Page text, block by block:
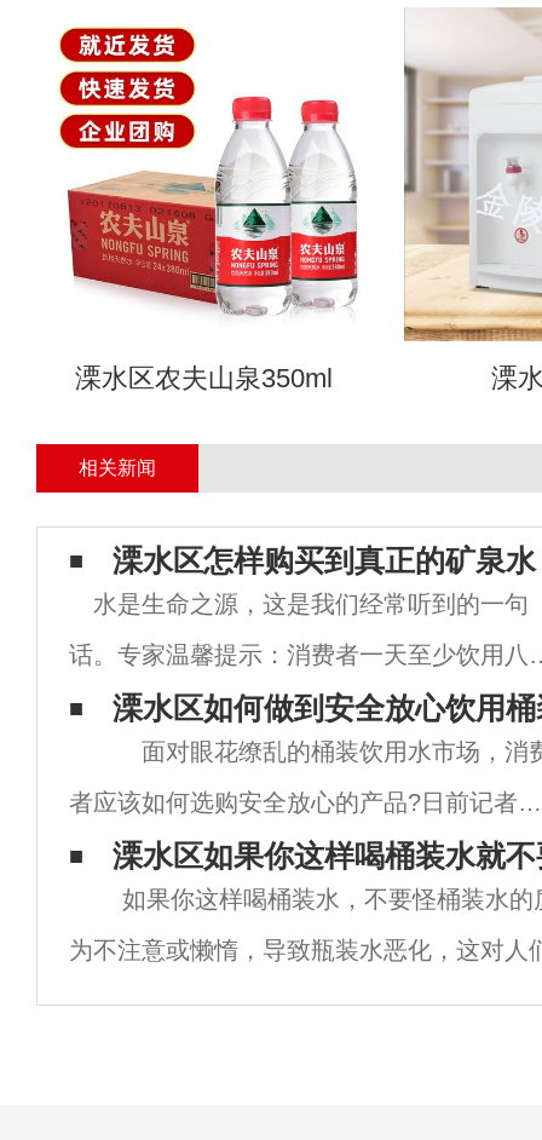
溧水区农夫山泉350ml 溧
相关新闻
溧水区怎样购买到真正的矿泉
水是生命之源，这是我们经常听到的一句
话。专家温馨提示：消费者一天至少饮用八
水，可有时候出门在外智能购置矿泉水运用
今天栖霞送水公司小编就来告诉你正确购置
泉水的方式有这几招？一、认清矿泉水的产
分类
溧水区如何做到安全放心饮用
面对眼花缭乱的桶装饮用水市场，消
者应该如何选购安全放心的产品?日前记者就
这个问题采访了仙林送水专家。专家提醒广
消费者，在选购桶装饮用水时应注意以下5
点：1、购买桶装饮用水一定要认真选择供水
商，
溧水区如果你这样喝桶装水​就
如果你这样喝桶装水，不要怪桶装水的
为不注意或懒惰，导致瓶装水恶化，这对人
为了自己和家庭健康，须注意以下问题，经